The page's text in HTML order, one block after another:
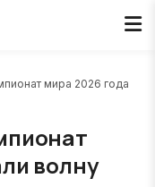
мира 2026 года
волну